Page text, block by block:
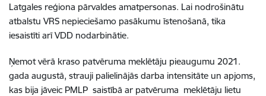
Latgales reģiona pārvaldes amatpersonas. Lai nodrošinātu
atbalstu VRS nepieciešamo pasākumu īstenošanā, tika
iesaistīti arī VDD nodarbinātie.
Ņemot vērā kraso patvēruma meklētāju pieaugumu 2021.
gada augustā, strauji palielinājās darba intensitāte un apjoms,
kas bija jāveic PMLP saistībā ar patvēruma meklētāju lietu